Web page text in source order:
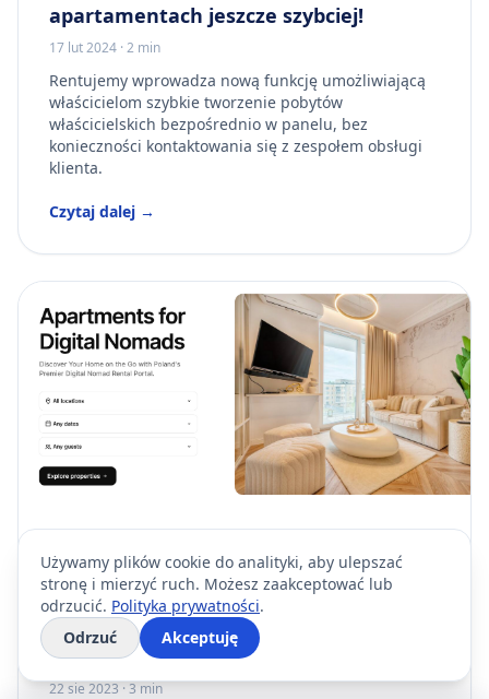
apartamentach jeszcze szybciej!
17 lut 2024 ·2 min
Rentujemy wprowadza nową funkcję umożliwiającą
właścicielom szybkie tworzenie pobytów
właścicielskich bezpośrednio w panelu, bez
konieczności kontaktowania się z zespołem obsługi
klienta.
Czytaj dalej →
Start portalu RENTUJEMY.COM - Jak
Skierować Ofertę Nieruchomości w
Stronę Cyfrowych Nomadów
22 sie 2023 ·3 min
Używamy plików cookie do analityki, aby ulepszać
stronę i mierzyć ruch. Możesz zaakceptować lub
odrzucić. Polityka prywatności.
Odrzuć
Akceptuję